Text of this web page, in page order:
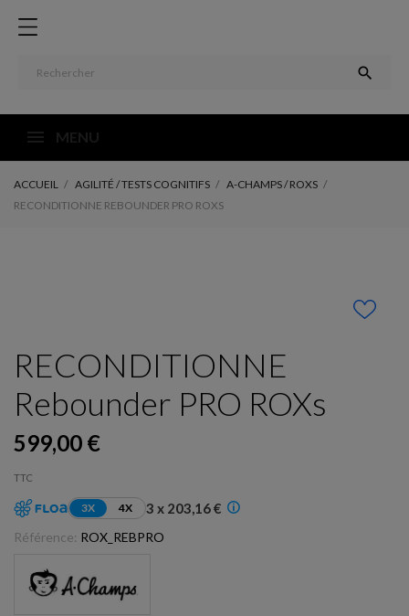

MENU
ACCUEIL AGILITÉ / TESTS COGNITIFS
A-CHAMPS / ROXS
RECONDITIONNE REBOUNDER PRO ROXS
RECONDITIONNE
Rebounder PRO ROXs
599,00 €
TTC
3X 4X 3 x 203,16 €
Référence: ROX_REBPRO